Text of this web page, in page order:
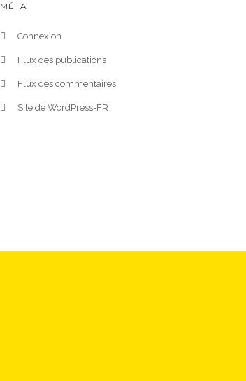
MÉTA
Connexion
Flux des publications
Flux des commentaires
Site de WordPress-FR